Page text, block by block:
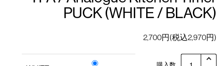
PUCK (WHITE / BLACK)
2,700円(税込2,970円)